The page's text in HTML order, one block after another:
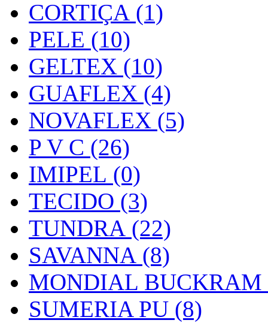
CORTIÇA (1)
PELE (10)
GELTEX (10)
GUAFLEX (4)
NOVAFLEX (5)
P V C (26)
IMIPEL (0)
TECIDO (3)
TUNDRA (22)
SAVANNA (8)
MONDIAL BUCKRAM
SUMERIA PU (8)